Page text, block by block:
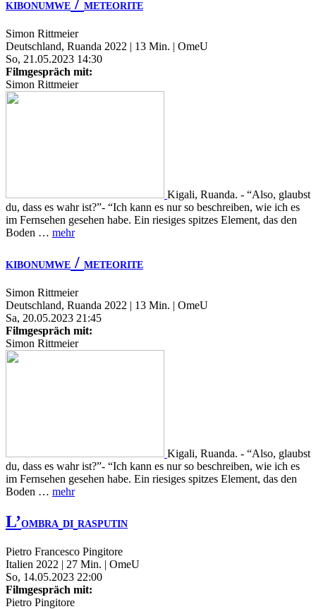
KIBONUMWE METEORITE
Simon Rittmeier
Deutschland, Ruanda 2022 | 13 Min. | OmeU
So, 21.05.2023 14:30
Filmgespräch mit:
Simon Rittmeier
Kigali, Ruanda. - “Also, glaubst
du, dass es wahr ist?”- “Ich kann es nur so beschreiben, wie ich es
im Fernsehen gesehen habe. Ein riesiges spitzes Element, das den
Boden … mehr
KIBONUMWE / METEORITE
Simon Rittmeier
Deutschland, Ruanda 2022 | 13 Min. | OmeU
Sa, 20.05.2023 21:45
Filmgespräch mit:
Simon Rittmeier
Kigali, Ruanda. - “Also, glaubst
du, dass es wahr ist?”- “Ich kann es nur so beschreiben, wie ich es
im Fernsehen gesehen habe. Ein riesiges spitzes Element, das den
Boden … mehr
L’OMBRA DI RASPUTIN
Pietro Francesco Pingitore
Italien 2022 | 27 Min. | OmeU
So, 14.05.2023 22:00
Filmgespräch mit:
Pietro Pingitore